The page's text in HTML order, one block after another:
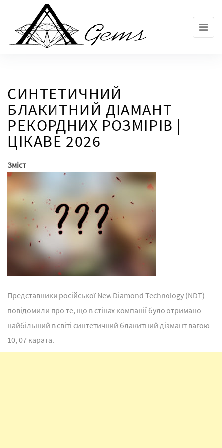
СИНТЕТИЧНИЙ
БЛАКИТНИЙ ДІАМАНТ
РЕКОРДНИХ РОЗМІРІВ |
ЦІКАВЕ 2026
Зміст
Представники російської New Diamond Technology (NDT)
повідомили про те, що в стінах компанії було отримано
найбільший в світі синтетичний блакитний діамант вагою
10, 07 карата.